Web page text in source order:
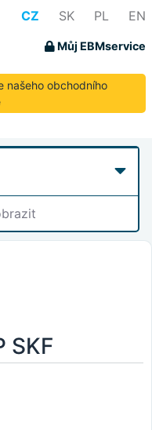
CZ SK PL EN
Můj EBMservice
našeho obchodního
SKF